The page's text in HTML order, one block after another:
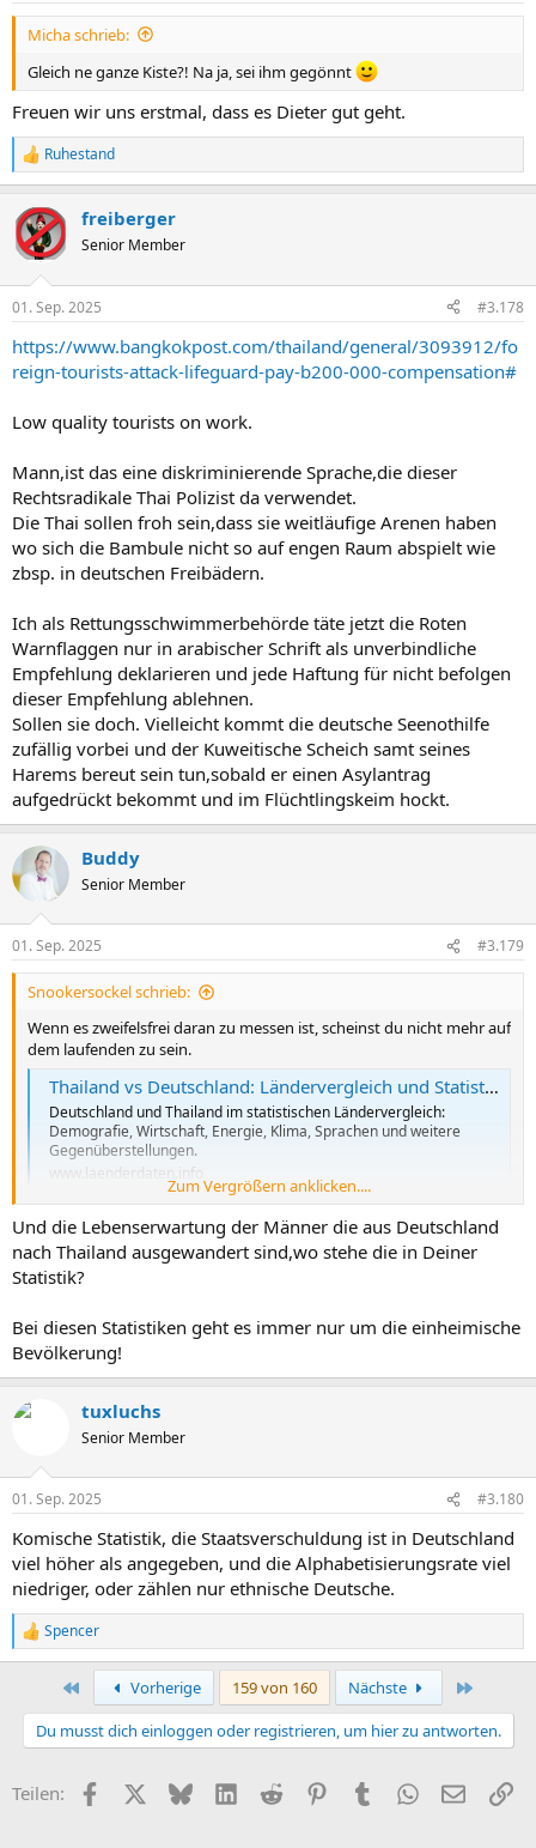
Micha schrieb:
Gleich ne ganze Kiste?! Na ja, sei ihm gegönnt
Freuen wir uns erstmal, dass es Dieter gut geht.
R
e
k
t
i
e
:
Ruhestand
freiberger
Senior Member
01. Sep. 2025 #3.178
https://www.bangkokpost.com/thailand/general/3093912/fo
reign-tourists-attack-lifeguard-pay-b200-000-compensation#
Low quality tourists on work.
Mann,ist das eine diskriminierende Sprache,die dieser
Rechtsradikale Thai Polizist da verwendet.
Die Thai sollen froh sein,dass sie weitläufige Arenen haben
wo sich die Bambule nicht so auf engen Raum abspielt wie
zbsp. in deutschen Freibädern.
Ich als Rettungsschwimmerbehörde täte jetzt die Roten
Warnflaggen nur in arabischer Schrift als unverbindliche
Empfehlung deklarieren und jede Haftung für nicht befolgen
dieser Empfehlung ablehnen.
Sollen sie doch. Vielleicht kommt die deutsche Seenothilfe
zufällig vorbei und der Kuweitische Scheich samt seines
Harems bereut sein tun,sobald er einen Asylantrag
aufgedrückt bekommt und im Flüchtlingskeim hockt.
Buddy
Senior Member
01. Sep. 2025 #3.179
Snookersockel schrieb:
Wenn es zweifelsfrei daran zu messen ist, scheinst du nicht mehr auf
dem laufenden zu sein.
Thailand vs Deutschland: Ländervergleich und Statistiken
Deutschland und Thailand im statistischen Ländervergleich:
Demografie, Wirtschaft, Energie, Klima, Sprachen und weitere
Gegenüberstellungen.
www.laenderdaten.info
Lebenserwartung Männer:
Thailand 75 Deutschland 78
Lebenserwartung Frauen
Selbst bei Wiki (2022)
Durchschnitt Deutschland 81
Durchschnitt Thailand 79,7
Wobei da wohl jeder anders misst.
(P.S.: Deine kleinen Unverschämtheiten lass ich dir durchgehen. Man
weiß ja wo's herkommt.
Zum Vergrößern anklicken....
Und die Lebenserwartung der Männer die aus Deutschland
nach Thailand ausgewandert sind,wo stehe die in Deiner
Statistik?
Bei diesen Statistiken geht es immer nur um die einheimische
Bevölkerung!
tuxluchs
Senior Member
01. Sep. 2025 #3.180
Komische Statistik, die Staatsverschuldung ist in Deutschland
viel höher als angegeben, und die Alphabetisierungsrate viel
niedriger, oder zählen nur ethnische Deutsche.
R
e
t
o
e
Spencer
Erste Vorherige 159 von 160 Nächste
Du musst dich einloggen oder registrieren, um hier zu antworten.
Teilen: FacebookX (Twitter)
BlueskyLinkedIn
Reddit PinterestTumblr WhatsApp
E-Mail